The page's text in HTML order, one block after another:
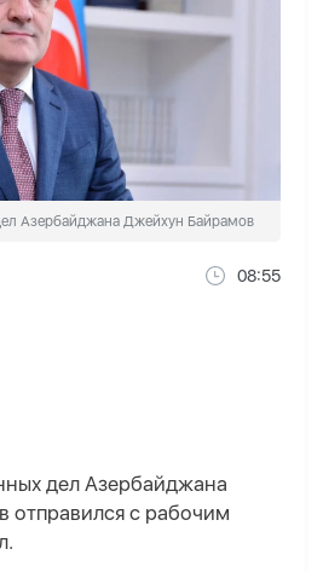
Азербайджана Джейхун Байрамов
08:55
дел Азербайджана
отправился с рабочим